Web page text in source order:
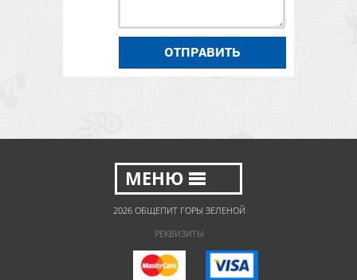
ОТПРАВИТЬ
2026 ОБЩЕПИТ ГОРЫ ЗЕЛЕНОЙ
РЕКВИЗИТЫ